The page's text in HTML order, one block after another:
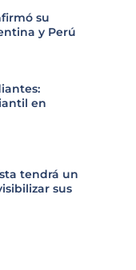
su
y Perú
en
tendrá un
sus